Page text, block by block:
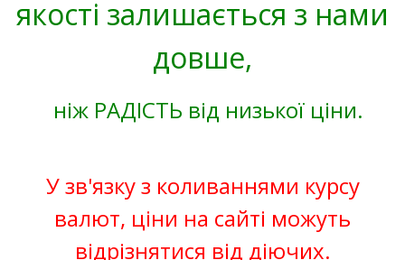
якості залишається з нами
довше,
ніж РАДІСТЬ від низької ціни.
У зв'язку з коливаннями курсу
валют, ціни на сайті можуть
відрізнятися від діючих.